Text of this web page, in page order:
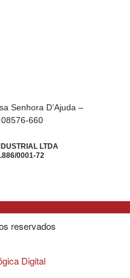
Senhora D’Ajuda –
660
LTDA
0001-72
reservados
Digital